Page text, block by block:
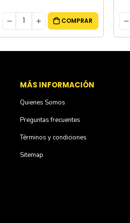
COMPRAR
MÁS INFORMACIÓN
Quienes Somos
Preguntas frecuentes
Términos y condiciones
Sitemap